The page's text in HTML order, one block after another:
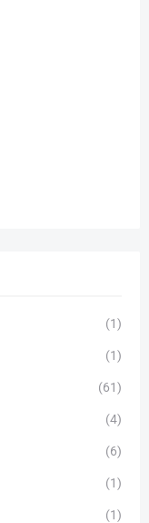
(1)
(1)
(61)
(4)
(6)
(1)
(1)